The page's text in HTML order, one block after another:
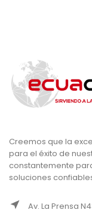
Creemos que la
para el éxito de
constantemente
soluciones
Av. La Prensa